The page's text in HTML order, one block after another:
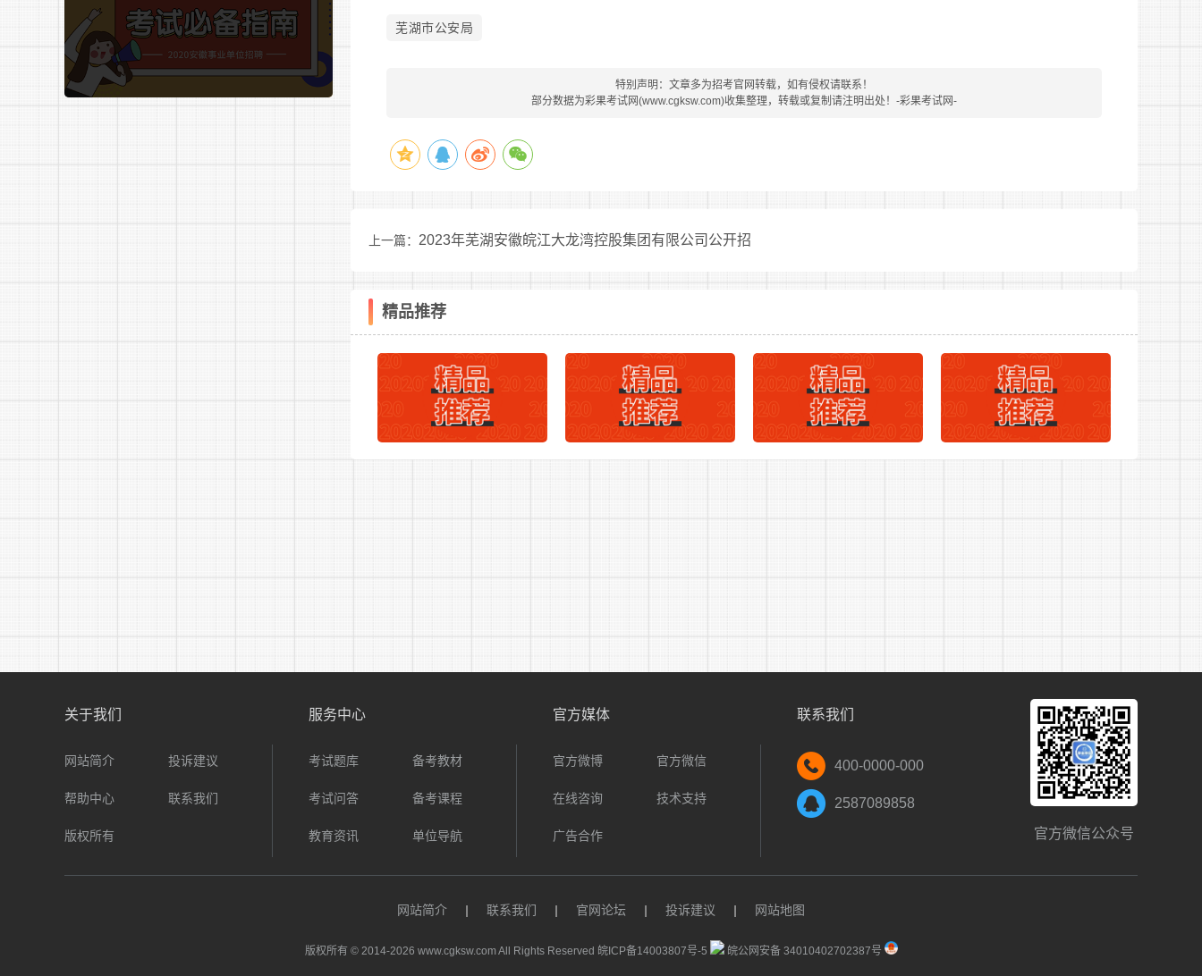
5.按照国家、省有关规定，尚在最低服务年限内的机关、事业单位正式在编工作人员;
7.编造、散布有损国家声誉、反对党的理论和路线方针政策、违反国家法律法规信息的;
8.因吸毒、嫖娼、赌博受到处罚的;
12.从芜湖市公安机关辅警岗位离职的;
14.有纹身的;
15.本人或家庭成员、主要社会关系人参加非法组织、邪教组织或者从事其他危害国家安全活动的;
16.本人家庭成员或主要社会关系人正在服刑或正在接受调查的;
报名采取线上报名的方式进行，每人限报一个岗位。
2023年3月28日9时至2023年4月3日17时，逾期不再接受报名。
2.报名网址：
http://bm.fescoanhui.com/
考生在规定期限内，登录系统填写报名表，并将报名相关材料上传至系统附件内。
芜湖市公安局
特别声明：文章多为招考官网转载，如有侵权请联系！
部分数据为彩果考试网(www.cgksw.com)收集整理，转载或复制请注明出处！-彩果考试网-
上一篇： 2023年芜湖安徽皖江大龙湾控股集团有限公司公开招
聘公告
精品推荐
关于我们
网站简介 投诉建议
帮助中心 联系我们
版权所有
服务中心
考试题库 备考教材
考试问答 备考课程
教育资讯 单位导航
官方媒体
官方微博 官方微信
在线咨询 技术支持
广告合作
联系我们
400-0000-000
2587089858
官方微信公众号
网站简介 | 联系我们 | 官网论坛 | 投诉建议 | 网站地图
版权所有 © 2014-2026 www.cgksw.com All Rights Reserved 皖ICP备14003807号-5 皖公网安备 34010402702387号